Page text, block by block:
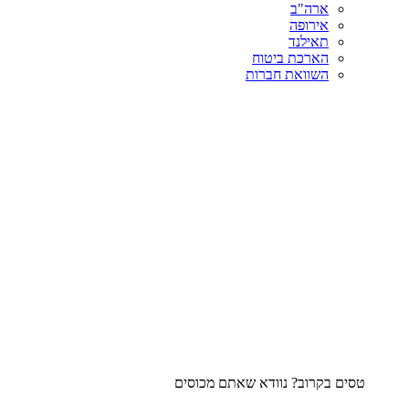
ארה"ב
אירופה
תאילנד
הארכת ביטוח
השוואת חברות
טסים בקרוב? נוודא שאתם מכוסים